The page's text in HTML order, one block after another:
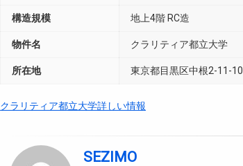
構造規模 地上4階 RC造
物件名 クラリティア都立大学
所在地 東京都目黒区中根2-11-10
クラリティア都立大学詳しい情報
SEZIMO